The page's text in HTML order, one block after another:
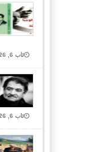
ئاب 6, 2026
ئاب 6, 2026